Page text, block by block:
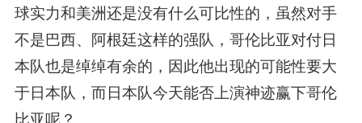
球实力和美洲还是没有什么可比性的，虽然对手
不是巴西、阿根廷这样的强队，哥伦比亚对付日
本队也是绰绰有余的，因此他出现的可能性要大
于日本队，而日本队今天能否上演神迹赢下哥伦
比亚呢？